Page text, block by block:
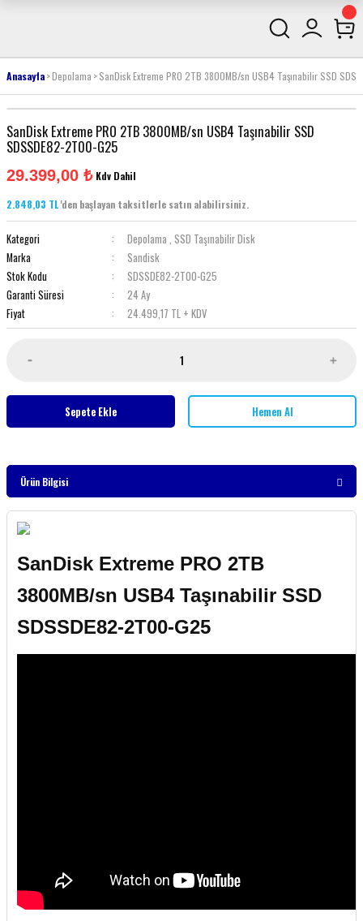
Anasayfa Depolama SanDisk Extreme PRO 2TB 3800MB/sn USB4 Taşınabilir SSD
SanDisk Extreme PRO 2TB 3800MB/sn USB4 Taşınabilir SSD
SDSSDE82-2T00-G25
29.399,00 ₺ Kdv Dahil
2.848,03 TL'den başlayan taksitlerle satın alabilirsiniz.
Kategori Depolama , SSD Taşınabilir Disk
Marka
Sandisk
Stok Kodu
SDSSDE82-2T00-G25
Garanti Süresi
24 Ay
Fiyat
24.499,17 TL + KDV
Sepete Ekle Hemen Al
Ürün Bilgisi
SanDisk Extreme PRO 2TB
3800MB/sn USB4 Taşınabilir SSD
SDSSDE82-2T00-G25